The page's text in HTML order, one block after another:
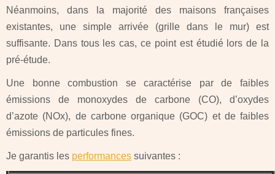
Néanmoins, dans la majorité des maisons françaises
existantes, une simple arrivée (grille dans le mur) est
suffisante. Dans tous les cas, ce point est étudié lors de la
pré-étude.
Une bonne combustion se caractérise par de faibles
émissions de monoxydes de carbone (CO), d’oxydes
d’azote (NOx), de carbone organique (GOC) et de faibles
émissions de particules fines.
Je garantis les performances suivantes :